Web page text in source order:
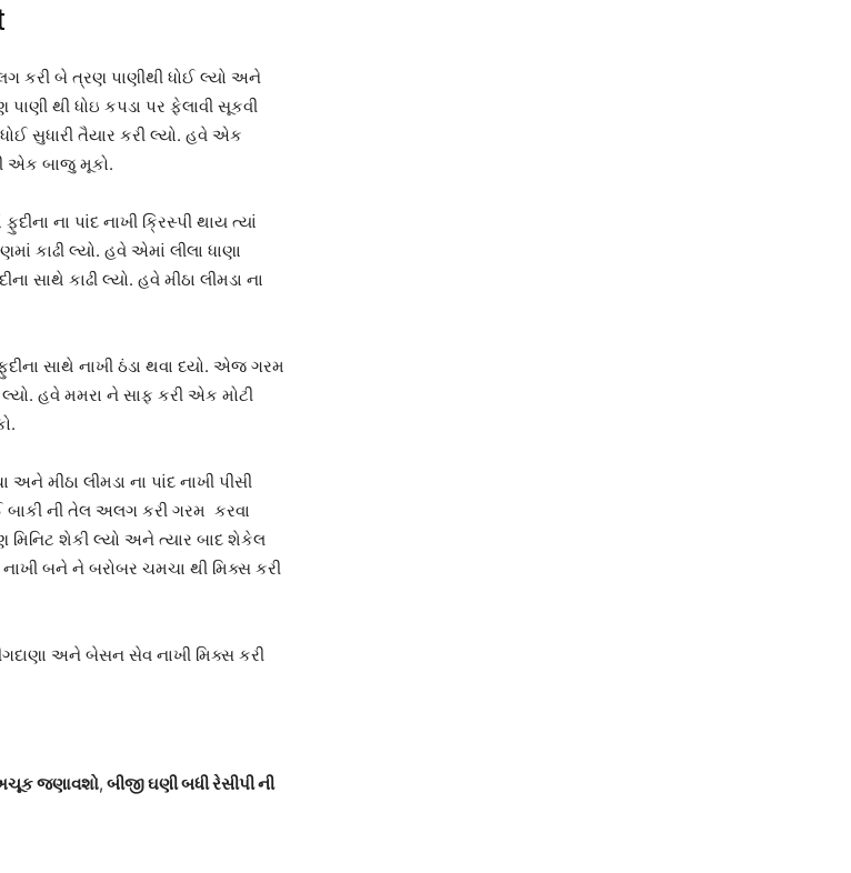
કરી બે ત્રણ પાણીથી ધોઈ લ્યો અને
થી ધોઇ કપડા પર ફેલાવી સૂકવી
સુધારી તૈયાર કરી લ્યો. હવે એક
એક બાજુ મૂકો.
ના પાંદ નાખી ક્રિસ્પી થાય ત્યાં
કાઢી લ્યો. હવે એમાં લીલા ધાણા
સાથે કાઢી લ્યો. હવે મીઠા લીમડા ના
સાથે નાખી ઠંડા થવા દયો. એજ ગરમ
હવે મમરા ને સાફ કરી એક મોટી
અને મીઠા લીમડા ના પાંદ નાખી પીસી
બાકી ની તેલ અલગ કરી ગરમ કરવા
શેકી લ્યો અને ત્યાર બાદ શેકેલ
બને ને બરોબર ચમચા થી મિક્સ કરી
અને બેસન સેવ નાખી મિક્સ કરી
અચૂક જણાવશો, બીજી ઘણી બધી રેસીપી ની